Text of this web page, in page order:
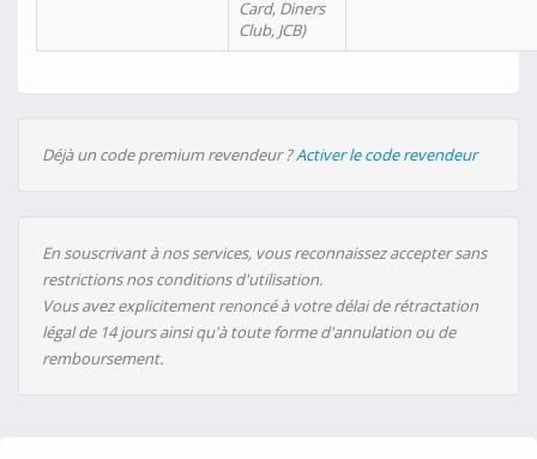
Card, Diners
Club, JCB)
Déjà un code premium revendeur ?Activer le code revendeur
En souscrivant à nos services, vous reconnaissez accepter sans
restrictions nos conditions d'utilisation.
Vous avez explicitement renoncé à votre délai de rétractation
légal de 14 jours ainsi qu'à toute forme d'annulation ou de
remboursement.